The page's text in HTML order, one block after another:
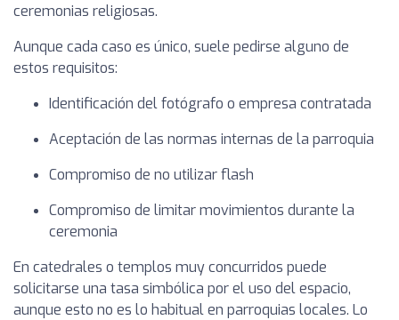
ceremonias religiosas.
Aunque cada caso es único, suele pedirse alguno de
estos requisitos:
Identificación del fotógrafo o empresa contratada
Aceptación de las normas internas de la parroquia
Compromiso de no utilizar flash
Compromiso de limitar movimientos durante la
ceremonia
En catedrales o templos muy concurridos puede
solicitarse una tasa simbólica por el uso del espacio,
aunque esto no es lo habitual en parroquias locales. Lo